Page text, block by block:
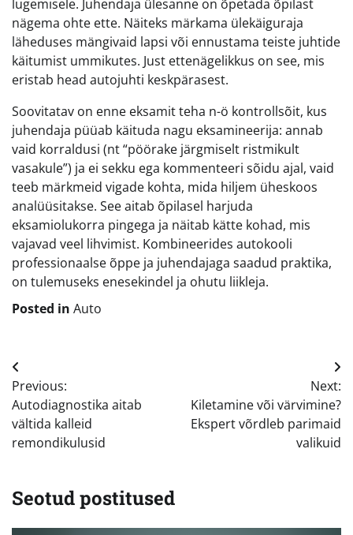
lugemisele. Juhendaja ülesanne on õpetada õpilast
nägema ohte ette. Näiteks märkama ülekäiguraja
läheduses mängivaid lapsi või ennustama teiste juhtide
käitumist ummikutes. Just ettenägelikkus on see, mis
eristab head autojuhti keskpärasest.
Soovitatav on enne eksamit teha n-ö kontrollsõit, kus
juhendaja püüab käituda nagu eksamineerija: annab
vaid korraldusi (nt “pöörake järgmiselt ristmikult
vasakule”) ja ei sekku ega kommenteeri sõidu ajal, vaid
teeb märkmeid vigade kohta, mida hiljem üheskoos
analüüsitakse. See aitab õpilasel harjuda
eksamiolukorra pingega ja näitab kätte kohad, mis
vajavad veel lihvimist. Kombineerides autokooli
professionaalse õppe ja juhendajaga saadud praktika,
on tulemuseks enesekindel ja ohutu liikleja.
Posted in Auto
Navigeerimine
Previous:
Autodiagnostika aitab
vältida kalleid
remondikulusid
Next:
Kiletamine või värvimine?
Ekspert võrdleb parimaid
valikuid
Seotud postitused